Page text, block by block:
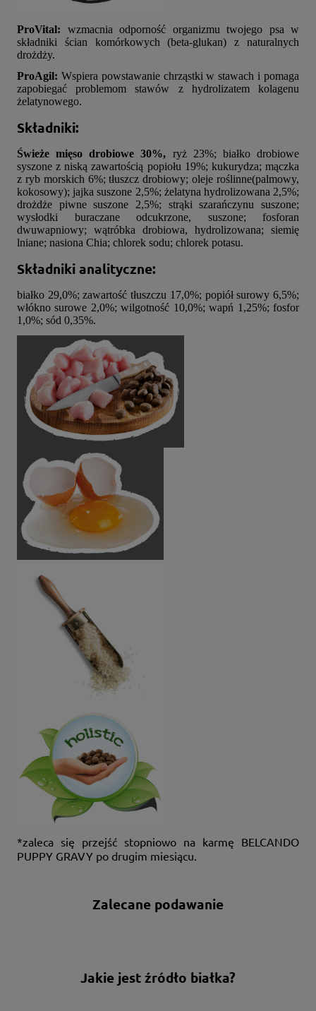
ProVital: wzmacnia odporność organizmu twojego psa w
składniki ścian komórkowych (beta-glukan) z naturalnych
drożdży.
ProAgil: Wspiera powstawanie chrząstki w stawach i pomaga
zapobiegać problemom stawów z hydrolizatem kolagenu
żelatynowego.
Składniki:
Świeże mięso drobiowe 30%, ryż 23%; białko drobiowe
syszone z niską zawartością popiołu 19%; kukurydza; mączka
z ryb morskich 6%; tłuszcz drobiowy; oleje roślinne(palmowy,
kokosowy); jajka suszone 2,5%; żelatyna hydrolizowana 2,5%;
drożdże piwne suszone 2,5%; strąki szarańczynu suszone;
wysłodki buraczane odcukrzone, suszone; fosforan
dwuwapniowy; wątróbka drobiowa, hydrolizowana; siemię
lniane; nasiona Chia; chlorek sodu; chlorek potasu.
Składniki analityczne:
białko 29,0%; zawartość tłuszczu 17,0%; popiół surowy 6,5%;
włókno surowe 2,0%; wilgotność 10,0%; wapń 1,25%; fosfor
1,0%; sód 0,35%.
*zaleca się przejść stopniowo na karmę BELCANDO
PUPPY GRAVY po drugim miesiącu.
Zalecane podawanie
Jakie jest źródło białka?